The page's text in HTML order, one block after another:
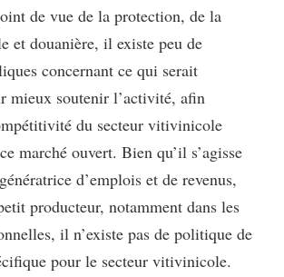
de vue de la protection, de la
et douanière, il existe peu de
concernant ce qui serait
mieux soutenir l’activité, afin
du secteur vitivinicole
marché ouvert. Bien qu’il s’agisse
d’emplois et de revenus,
producteur, notamment dans les
il n’existe pas de politique de
pour le secteur vitivinicole.